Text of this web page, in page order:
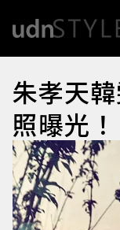
朱孝天
照曝光！